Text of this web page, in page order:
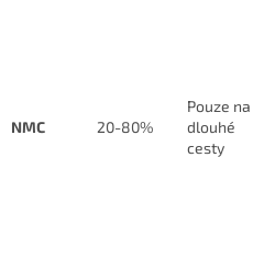
NMC 20-80%
Pouze na
dlouhé
cesty